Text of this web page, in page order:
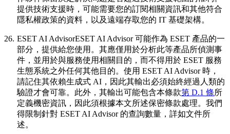
提供技術支援時，可能需要您的訂閱相關資訊和其他符合
隱私權政策的資料，以及遠端存取您的 IT 基礎架構。
26. ESET AI AdvisorESET AI Advisor 可能作為 ESET 產品的一
部分，提供給您使用。其應僅用於分析此等產品所偵測事
件，並用於與服務使用相關目的，而不得用於 ESET 服務
生態系統之外任何其他目的。使用 ESET AI Advisor 時，
請記住其依賴生成式 AI，因此其輸出必須始終經過人類的
驗證才會可靠。此外，其輸出可能包含本條款第 D.1 條所
定義機密資訊，因此須根據本文所述保密條款處理。我們
得限制針對 ESET AI Advisor 的查詢數量，詳如文件所
述。